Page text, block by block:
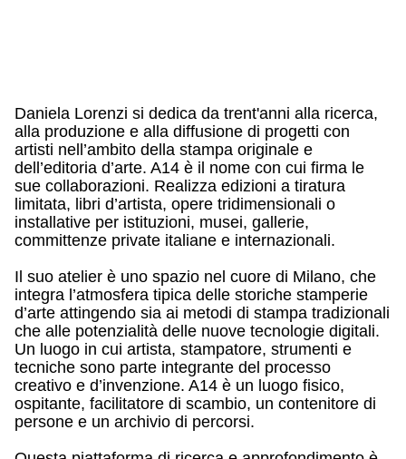
Daniela Lorenzi si dedica da trent'anni alla ricerca,
alla produzione e alla diffusione di progetti con
artisti nell’ambito della stampa originale e
dell’editoria d’arte. A14 è il nome con cui firma le
sue collaborazioni. Realizza edizioni a tiratura
limitata, libri d’artista, opere tridimensionali o
installative per istituzioni, musei, gallerie,
committenze private italiane e internazionali.
Il suo atelier è uno spazio nel cuore di Milano, che
integra l’atmosfera tipica delle storiche stamperie
d’arte attingendo sia ai metodi di stampa tradizionali
che alle potenzialità delle nuove tecnologie digitali.
Un luogo in cui artista, stampatore, strumenti e
tecniche sono parte integrante del processo
creativo e d’invenzione. A14 è un luogo fisico,
ospitante, facilitatore di scambio, un contenitore di
persone e un archivio di percorsi.